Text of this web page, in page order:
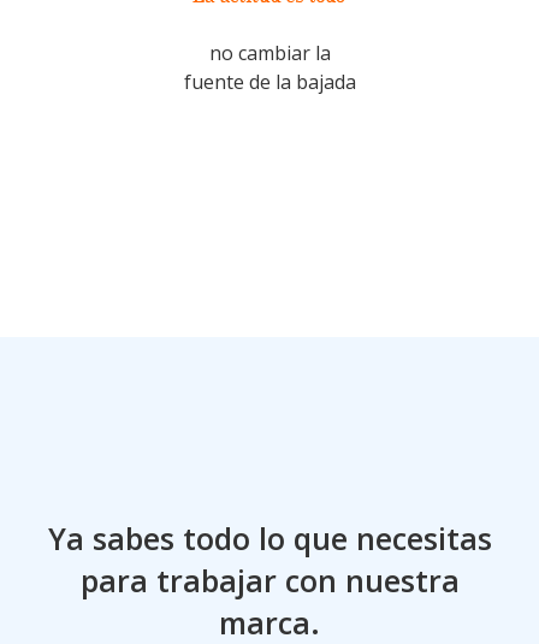
no cambiar la
fuente de la bajada
Ya sabes todo lo que necesitas
para trabajar con nuestra
marca.